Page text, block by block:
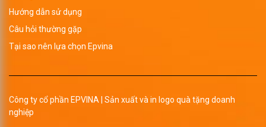
Hướng dẫn sử dụng
Câu hỏi thường gặp
Tại sao nên lựa chọn Epvina
Công ty cổ phần EPVINA | Sản xuất và in logo quà tặng doanh
nghiệp